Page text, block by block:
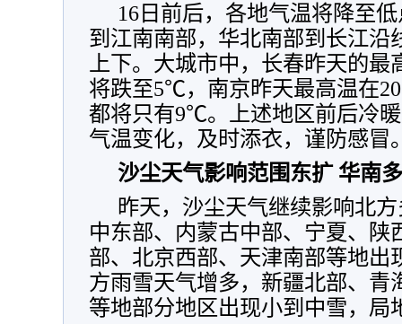
16日前后，各地气温将降至
到江南南部，华北南部到长江
上下。大城市中，长春昨天的
将跌至5℃，南京昨天最高温在
都将只有9℃。上述地区前后冷
气温变化，及时添衣，谨防感冒
沙尘天气影响范围东扩 华南
昨天，沙尘天气继续影响北
中东部、内蒙古中部、宁夏、陕
部、北京西部、天津南部等地出
方雨雪天气增多， 新疆北部、青
等地部分地区出现小到中雪，局